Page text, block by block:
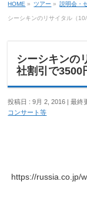
HOME » ツアー » 説明会・
シーシキンのリサイタル（
シーシキンの
社割引で3500
投稿日 : 9月 2, 2016 最終
コンサート等
https://russia.co.jp/